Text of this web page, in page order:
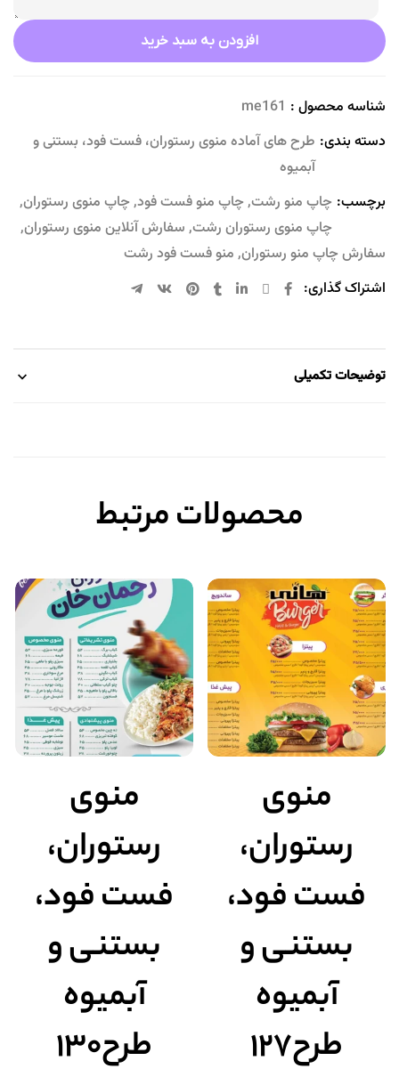
افزودن به سبد خرید
شناسه محصول : me161
دسته بندی: طرح های آماده منوی رستوران، فست فود، بستنی و
آبمیوه
برچسب: چاپ منو رشت,چاپ منو فست فود,چاپ منوی رستوران,
چاپ منوی رستوران رشت, سفارش آنلاین منوی رستوران,
سفارش چاپ منو رستوران, منو فست فود رشت
اشتراک گذاری:
توضیحات تکمیلی
محصولات مرتبط
منوی
رستوران،
فست فود،
بستنی و
آبمیوه
طرح۱۲۷
منوی
رستوران،
فست فود،
بستنی و
آبمیوه
طرح۱۳۰